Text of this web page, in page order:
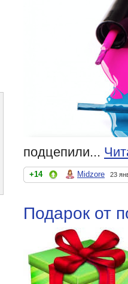
подцепили...
+14 Midzore 23
Подарок от